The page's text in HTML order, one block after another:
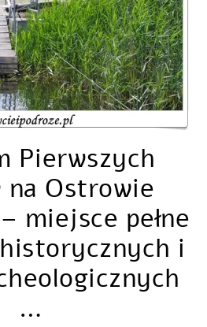
Pierwszych
na Ostrowie
miejsce pełne
i
…